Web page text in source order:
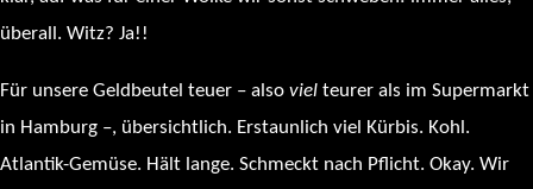
überall. Witz? Ja!!
Für unsere Geldbeutel teuer – also viel teurer als im Supermarkt
in Hamburg –, übersichtlich. Erstaunlich viel Kürbis. Kohl.
Atlantik-Gemüse. Hält lange. Schmeckt nach Pflicht. Okay. Wir